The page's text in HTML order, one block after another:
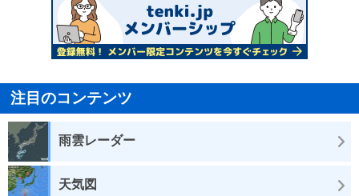
注目のコンテンツ
雨雲レーダー
天気図